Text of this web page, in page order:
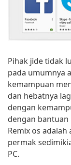
Pihak jide tidak
pada umumnya
kemampuan
dan hebatnya
dengan
dengan
Remix os
permak
PC.